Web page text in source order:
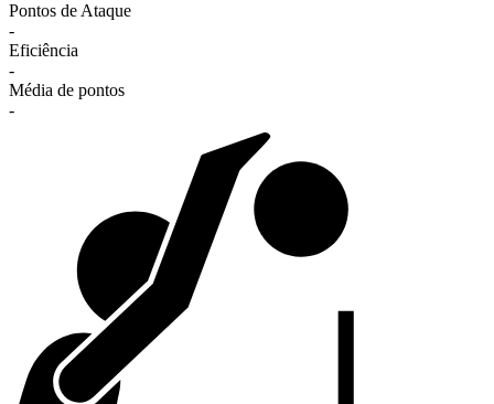
Pontos de Ataque
-
Eficiência
-
Média de pontos
-